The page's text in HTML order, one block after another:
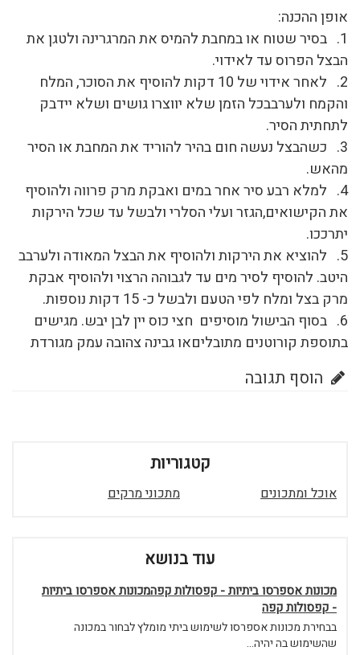
אופן ההכנה:
1. בסיר שטוח או במחבת להמיס את המרגרינה ולטגן את
הבצל הפרוס עד לאידוי.
2. לאחר אידוי של 10 דקות להוסיף את הסוכר, המלח
והקמח ולערבבכל הזמן שלא יווצרו גושים ושלא יידבק
לתחתית הסיר.
3. כשהבצל נעשה חום בהיר להוריד את המחבת או הסיר
מהאש.
4. למלא רבע סיר אחר במים ואבקת מרק פרווה ולהוסיף
את הקישואים,הגזר ועלי הסלרי ולבשל עד שכל הירקות
יתרככו.
5. להוציא את הירקות ולהוסיף את הבצל המאודה ולערבב
היטב. להוסיף לסיר מים עד לגבוהה הרצוי ולהוסיף אבקת
מרק בצל ומלח לפי הטעם ולבשל כ- 15 דקות נוספות.
6. בסוף הבישול מוסיפים חצי כוס יין לבן יבש. מגישים
בתוספת קורוטנים מתובליםאו גבינה צהובה עמק מגורדת
הוסף תגובה
קטגוריות
אוכל ומתכונים מתכוני מרקים
עוד בנושא
מכונות אספרסו ביתיות - קפסולות קפהמכונות אספרסו ביתיות
- קפסולות קפה
בבחירת מכונות אספרסו לשימוש ביתי מומלץ לבחור במכונה
שהשימוש בה יהיה...